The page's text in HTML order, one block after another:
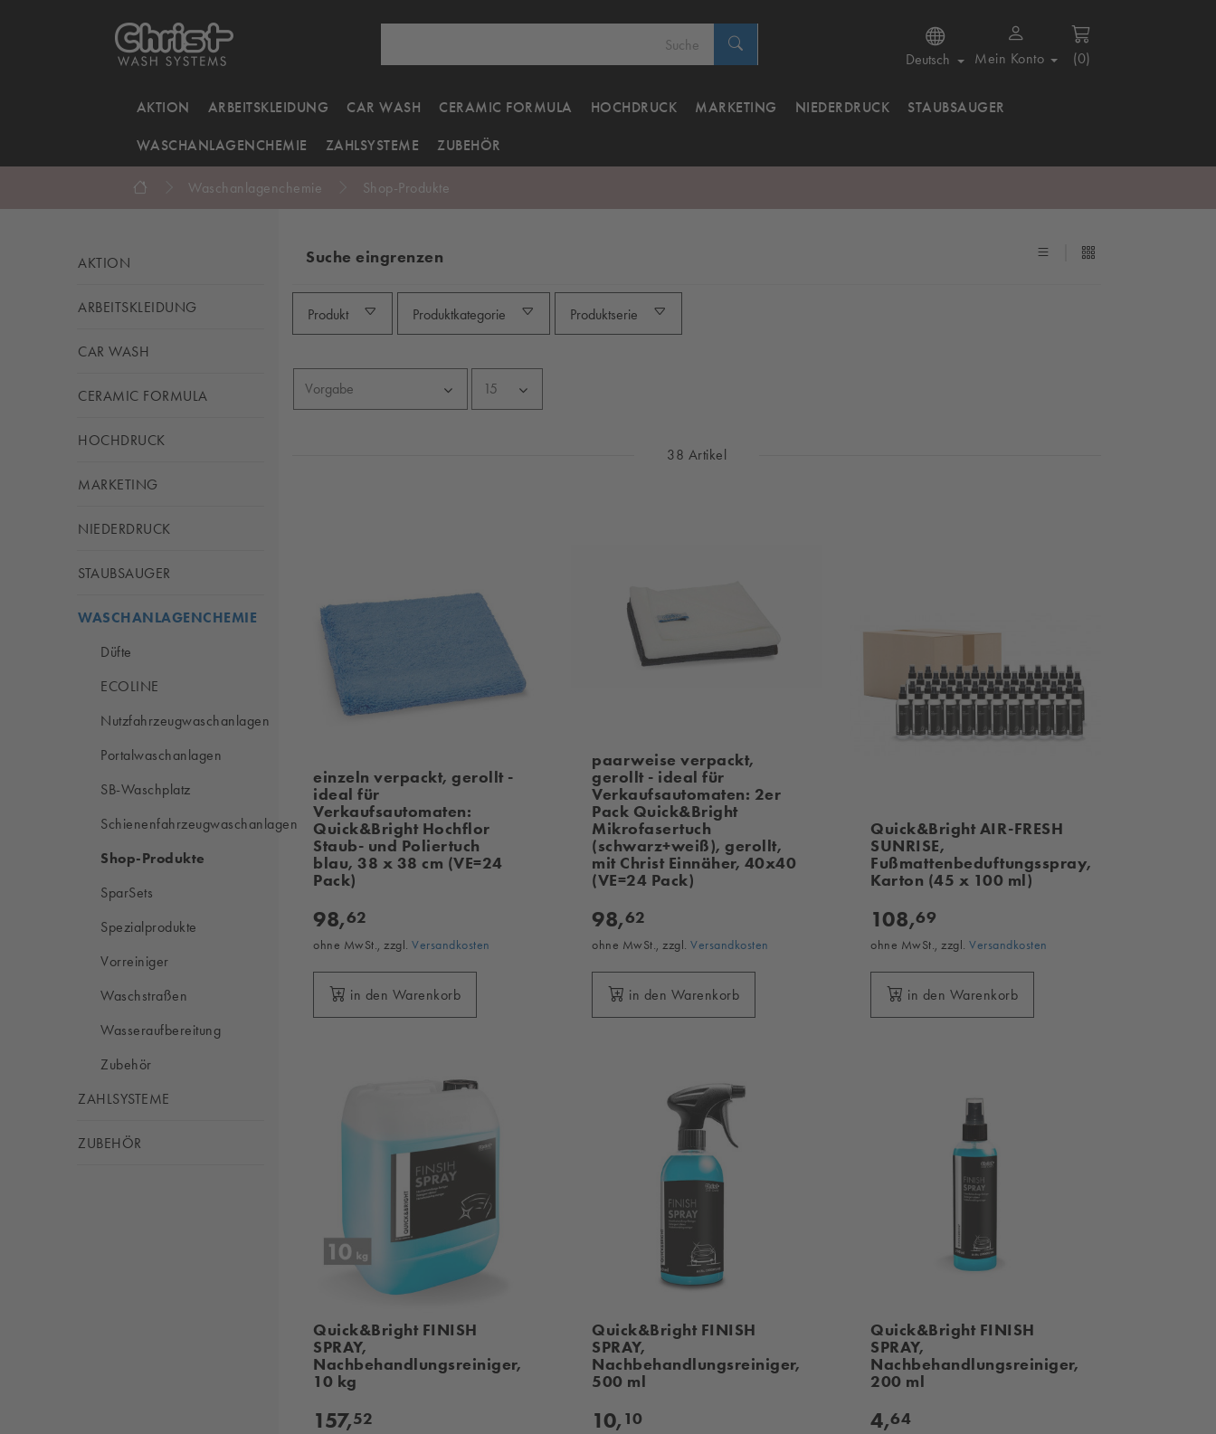
Deutsch Mein Konto (0)
AKTION ARBEITSKLEIDUNG CAR WASH CERAMIC FORMULA HOCHDRUCK MARKETING NIEDERDRUCK STAUBSAUGER
WASCHANLAGENCHEMIE ZAHLSYSTEME ZUBEHÖR
Waschanlagenchemie Shop-Produkte
AKTION
ARBEITSKLEIDUNG
CAR WASH
CERAMIC FORMULA
HOCHDRUCK
MARKETING
NIEDERDRUCK
STAUBSAUGER
WASCHANLAGENCHEMIE
Düfte
ECOLINE
Nutzfahrzeugwaschanlagen
Portalwaschanlagen
SB-Waschplatz
Schienenfahrzeugwaschanlagen
Shop-Produkte
SparSets
Spezialprodukte
Vorreiniger
Waschstraßen
Wasseraufbereitung
Zubehör
ZAHLSYSTEME
ZUBEHÖR
Suche eingrenzen
Produkt Produktkategorie Produktserie
38 Artikel
einzeln verpackt, gerollt -
ideal für
Verkaufsautomaten:
Quick&Bright Hochflor
Staub- und Poliertuch
blau, 38 x 38 cm (VE=24
Pack)
98,62
ohne MwSt., zzgl.Versandkosten
in den Warenkorb
paarweise verpackt,
gerollt - ideal für
Verkaufsautomaten: 2er
Pack Quick&Bright
Mikrofasertuch
(schwarz+weiß), gerollt,
mit Christ Einnäher, 40x40
(VE=24 Pack)
98,62
ohne MwSt., zzgl.Versandkosten
in den Warenkorb
Quick&Bright AIR-FRESH
SUNRISE,
Fußmattenbeduftungsspray,
Karton (45 x 100 ml)
108,69
ohne MwSt., zzgl.Versandkosten
in den Warenkorb
Quick&Bright FINISH
SPRAY,
Nachbehandlungsreiniger,
10 kg
157,52
Quick&Bright FINISH
SPRAY,
Nachbehandlungsreiniger,
500 ml
10, 10
Quick&Bright FINISH
SPRAY,
Nachbehandlungsreiniger,
200 ml
4,64